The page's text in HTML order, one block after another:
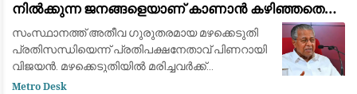
നിൽക്കുന്ന ജനങ്ങളെയാണ് കാണാൻ കഴിഞ്ഞതെന്ന്
പിണറായി വിജയൻ
സംസ്ഥാനത്ത് അതീവ ഗുരുതരമായ മഴക്കെടുതി
പ്രതിസന്ധിയെന്ന് പ്രതിപക്ഷനേതാവ് പിണറായി
വിജയൻ. മഴക്കെടുതിയിൽ മരിച്ചവർക്ക്
ആദരാഞ്ജലികൾ. ദുരന്തമുഖത്ത് പകച്ചു
Metro Desk